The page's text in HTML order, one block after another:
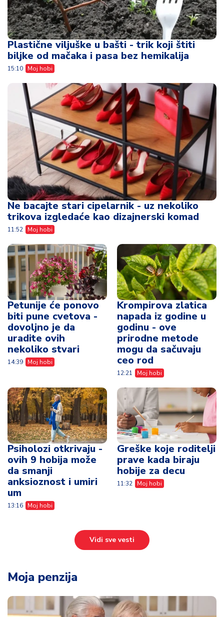
Plastične viljuške u bašti - trik koji štiti
biljke od mačaka i pasa bez hemikalija
15:10 Moj hobi
Ne bacajte stari cipelarnik - uz nekoliko
trikova izgledaće kao dizajnerski komad
11:52 Moj hobi
Petunije će ponovo
biti pune cvetova -
dovoljno je da
uradite ovih
nekoliko stvari
14:39 Moj hobi
Krompirova zlatica
napada iz godine u
godinu - ove
prirodne metode
mogu da sačuvaju
ceo rod
12:21 Moj hobi
Psiholozi otkrivaju -
ovih 9 hobija može
da smanji
anksioznost i umiri
um
13:16 Moj hobi
Greške koje roditelji
prave kada biraju
hobije za decu
11:32 Moj hobi
Vidi sve vesti
Moja penzija